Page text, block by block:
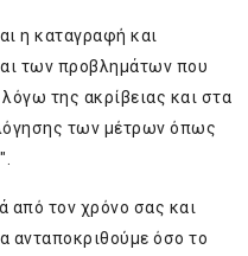
η καταγραφή και
των προβλημάτων που
της ακρίβειας και στα
των μέτρων όπως
από τον χρόνο σας και
ανταποκριθούμε όσο το